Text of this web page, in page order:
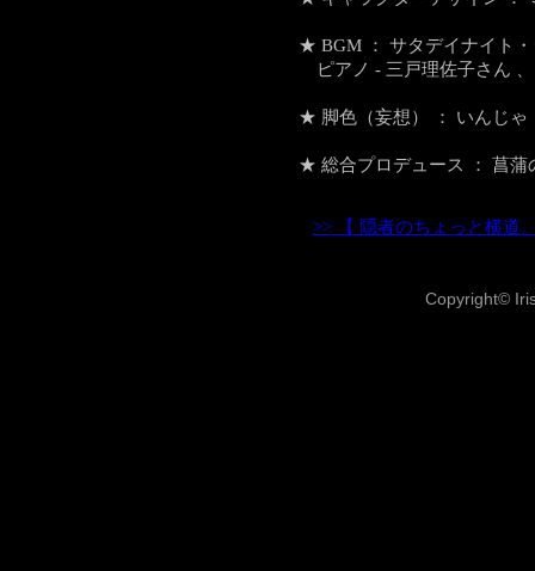
★ BGM ： サタデイナイト
ピアノ - 三戸理佐子さん
★ 脚色（妄想） ： いんじゃ
★ 総合プロデュース ： 菖蒲
>> 【 隠者のちょっと横道
Copyright©